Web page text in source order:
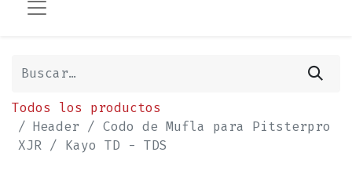
Todos los productos
Header / Codo de Mufla para Pitsterpro
XJR / Kayo TD - TDS